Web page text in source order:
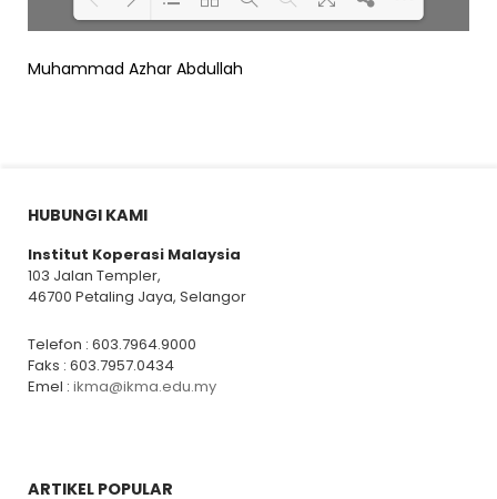
Loading PDF 38% ...
Muhammad Azhar Abdullah
HUBUNGI KAMI
Institut Koperasi Malaysia
103 Jalan Templer,
46700 Petaling Jaya, Selangor
Telefon : 603.7964.9000
Faks : 603.7957.0434
Emel : ikma@ikma.edu.my
ARTIKEL POPULAR